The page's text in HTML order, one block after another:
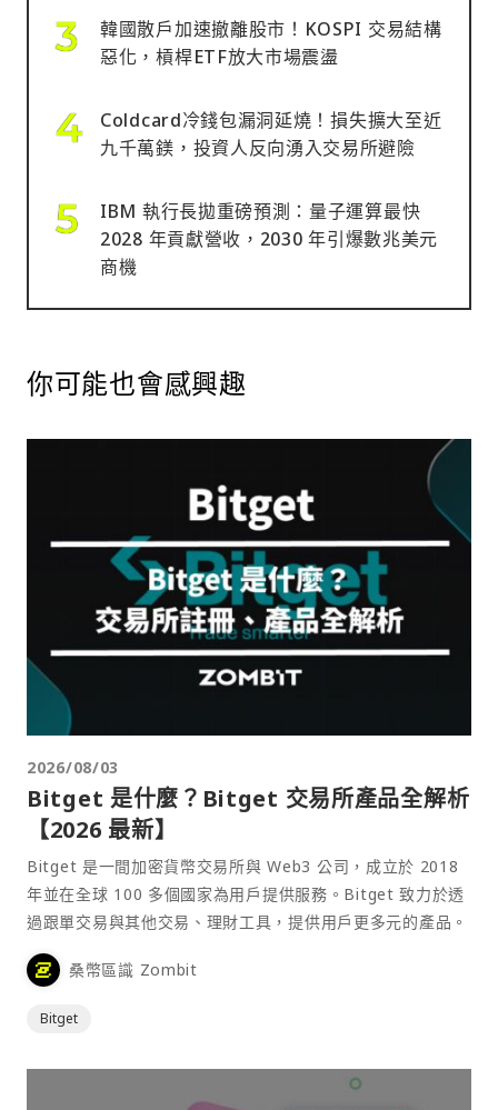
韓國散戶加速撤離股市！KOSPI 交易結構
惡化，槓桿ETF放大市場震盪
Coldcard冷錢包漏洞延燒！損失擴大至近
九千萬鎂，投資人反向湧入交易所避險
IBM 執行長拋重磅預測：量子運算最快
2028 年貢獻營收，2030 年引爆數兆美元
商機
你可能也會感興趣
2026/08/03
Bitget 是什麼？Bitget 交易所產品全解析
【2026 最新】
Bitget 是一間加密貨幣交易所與 Web3 公司，成立於 2018
年並在全球 100 多個國家為用戶提供服務。Bitget 致力於透
過跟單交易與其他交易、理財工具，提供用戶更多元的產品。
桑幣區識 Zombit
Bitget